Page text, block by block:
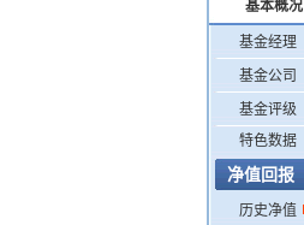
基本概况
基金经理
基金公司
基金评级
特色数据
净值回报
历史净值